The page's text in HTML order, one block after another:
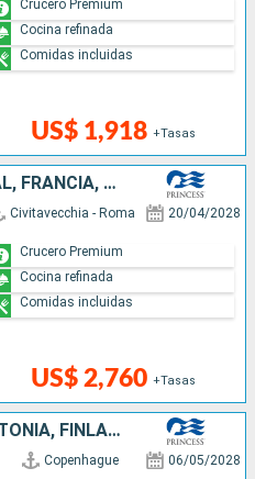
US$ 1,918 +Tasas
Crucero Premium
Cocina refinada
Comidas incluidas
ITALIA, ESPAÑA, PORTUGAL, FRANCIA, REINO UNIDO, BÉLGICA, PAISES BAJOS, NORUEGA, DINAMARCA
Civitavecchia - Roma 20/04/2028
US$ 2,760 +Tasas
Crucero Premium
Cocina refinada
Comidas incluidas
DINAMARCA, LITUANIA, LETONIA, FINLANDIA, ESTONIA, SUECIA, ALEMANIA, NORUEGA, ISLANDIA
Copenhague 06/05/2028